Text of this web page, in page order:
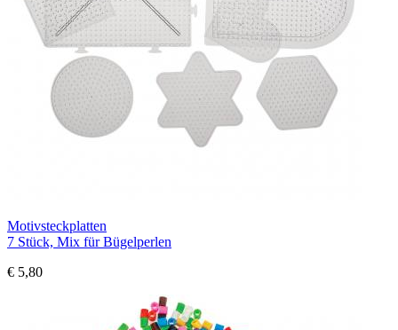
Motivsteckplatten
7 Stück, Mix für Bügelperlen
€ 5,80